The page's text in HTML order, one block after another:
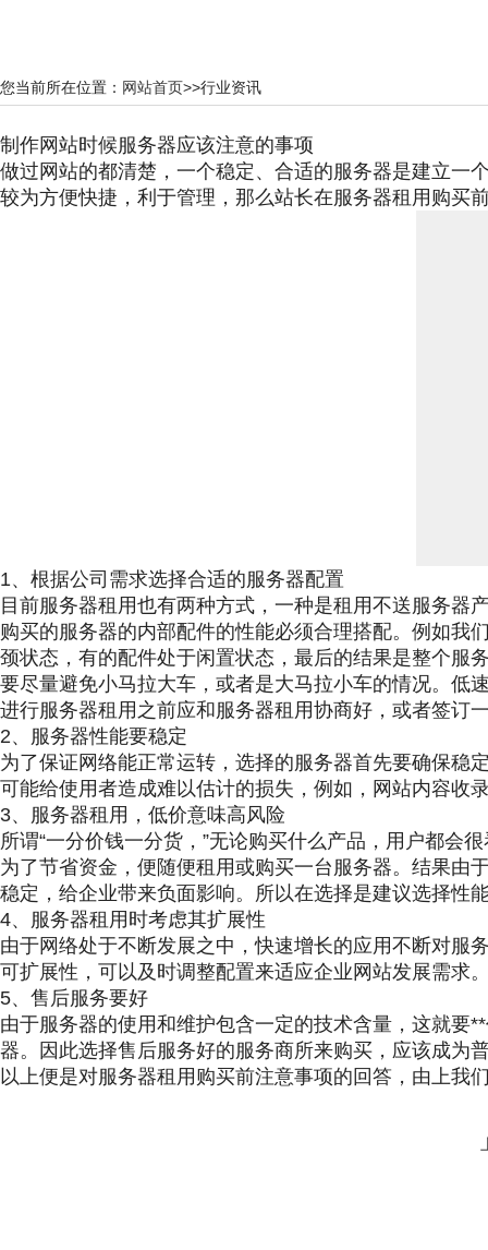
您当前所在位置： 网站首页>>行业资讯
制作网站时候服务器应该注意的事项
做过网站的都清楚，一个稳定、合适的服务器是建立一
较为方便快捷，利于管理，那么站长在服务器租用购买
1、根据公司需求选择合适的服务器配置
目前服务器租用也有两种方式，一种是租用不送服务器
购买的服务器的内部配件的性能必须合理搭配。例如我
颈状态，有的配件处于闲置状态，最后的结果是整个服
要尽量避免小马拉大车，或者是大马拉小车的情况。低
进行服务器租用之前应和服务器租用协商好，或者签订
2、服务器性能要稳定
为了保证网络能正常运转，选择的服务器首先要确保稳
可能给使用者造成难以估计的损失，例如，网站内容收
3、服务器租用，低价意味高风险
所谓“一分价钱一分货，”无论购买什么产品，用户都会
为了节省资金，便随便租用或购买一台服务器。结果由
稳定，给企业带来负面影响。所以在选择是建议选择性
4、服务器租用时考虑其扩展性
由于网络处于不断发展之中，快速增长的应用不断对服
可扩展性，可以及时调整配置来适应企业网站发展需求
5、售后服务要好
由于服务器的使用和维护包含一定的技术含量，这就要
器。因此选择售后服务好的服务商所来购买，应该成为
以上便是对服务器租用购买前注意事项的回答，由上我